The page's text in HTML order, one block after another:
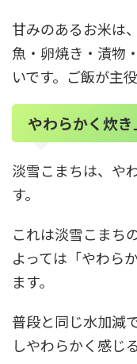
甘みのあるお米は
魚・卵焼き・漬物
いです。ご飯が主
やわらかく炊き
淡雪こまちは、や
す。
これは淡雪こまち
よっては「やわら
ます。
普段と同じ水加減
しやわらかく感じ